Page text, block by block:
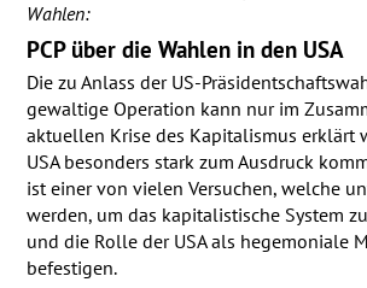
Wahlen:
PCPüber die Wahlen in den USA
Die zu Anlass der US-
gewaltige Operation kann nur im
aktuellen Krise des Kapitalismus erklärt
USAbesonders stark zum Ausdruck
ist einer von vielen Versuchen, welche
werden, um das kapitalistische System
und die Rolle der USAals hegemoniale
befestigen.